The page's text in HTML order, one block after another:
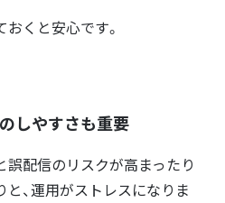
くと安心です。
しやすさも重要
配信のリスクが高まったり
、運用がストレスになりま